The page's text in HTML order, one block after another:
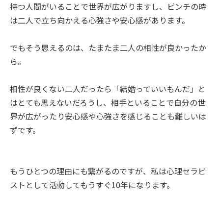
持つ人間がいることで世界が広がりますし、ピンチの時
は二人で立ち向かえる心強さや安心感があります。
でもそう思えるのは、たまたま二人の相性が良かったか
ら。
相性が良くない二人だったら「結婚っていいもんだ」と
はとても思えないだろうし、相手といることで自分の世
界が広がったり安心感や心強さを感じることも難しいは
ずです。
もうひとつの理由にも繋がるのですが、私は心理セラピ
ストとして活動してもうすぐ10年になります。